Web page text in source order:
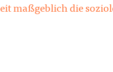
maßgeblich die